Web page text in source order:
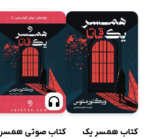
کتاب همسر یک
کتاب صوتی همسر